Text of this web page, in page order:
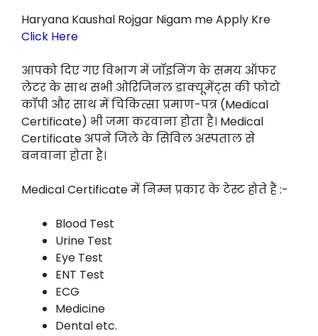
Haryana Kaushal Rojgar Nigam me Apply Kre
Click Here
आपको दिए गए विभाग में जॉइनिंग के समय ऑफर
लेटर के साथ सभी ओरिजिनल डाक्यूमेंट्स की फोटो
कॉपी और साथ में चिकित्सा प्रमाण-पत्र (Medical
Certificate) भी जमा करवाना होता है। Medical
Certificate अपने जिले के सिविल अस्पताल से
बनवाना होता है।
Medical Certificate में निम्न प्रकार के टेस्ट होते हैं :-
Blood Test
Urine Test
Eye Test
ENT Test
ECG
Medicine
Dental etc.